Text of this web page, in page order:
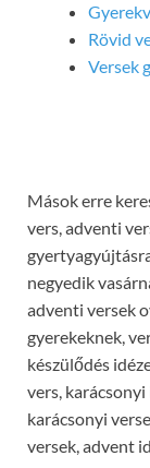
Rövid
Versek
Mások erre
vers, adventi
negyedik
adventi versek
gyerekeknek,
készülődés
vers,
karácsonyi
versek, advent